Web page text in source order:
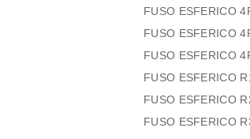
FUSO ESFERICO
FUSO ESFERICO
FUSO ESFERICO
FUSO ESFERICO
FUSO ESFERICO
FUSO ESFERICO